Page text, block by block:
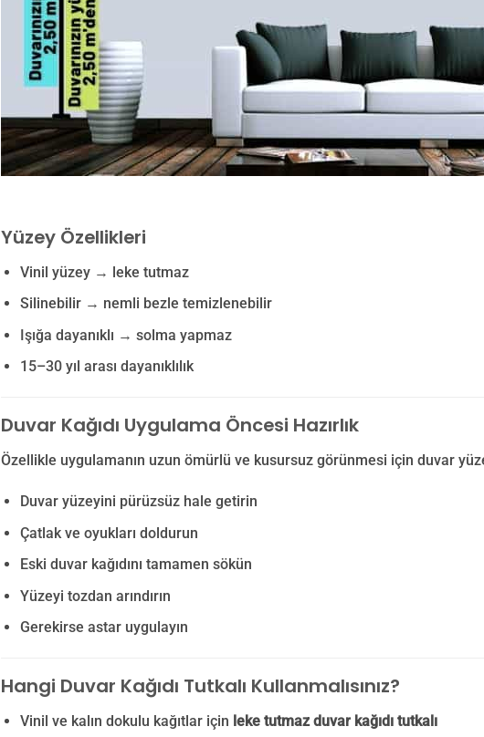
Yüzey Özellikleri
Vinil yüzey → leke tutmaz
Silinebilir → nemli bezle temizlenebilir
Işığa dayanıklı → solma yapmaz
15–30 yıl arası dayanıklılık
Duvar Kağıdı Uygulama Öncesi Hazırlık
Özellikle uygulamanın uzun ömürlü ve kusursuz görünmesi için duvar
Duvar yüzeyini pürüzsüz hale getirin
Çatlak ve oyukları doldurun
Eski duvar kağıdını tamamen sökün
Yüzeyi tozdan arındırın
Gerekirse astar uygulayın
Hangi Duvar Kağıdı Tutkalı Kullanmalısınız?
Vinil ve kalın dokulu kağıtlar için leke tutmaz duvar kağıdı tutkalı